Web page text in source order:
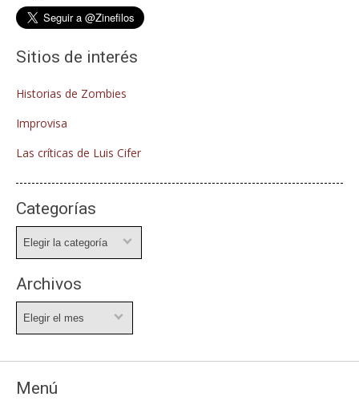
Sitios de interés
Historias de Zombies
Improvisa
Las críticas de Luis Cifer
Categorías
Archivos
Menú